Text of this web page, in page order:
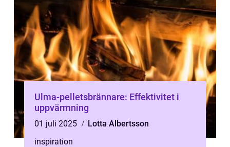
Ulma-pelletsbrännare: Effektivitet i
uppvärmning
01 juli 2025
Lotta Albertsson
inspiration